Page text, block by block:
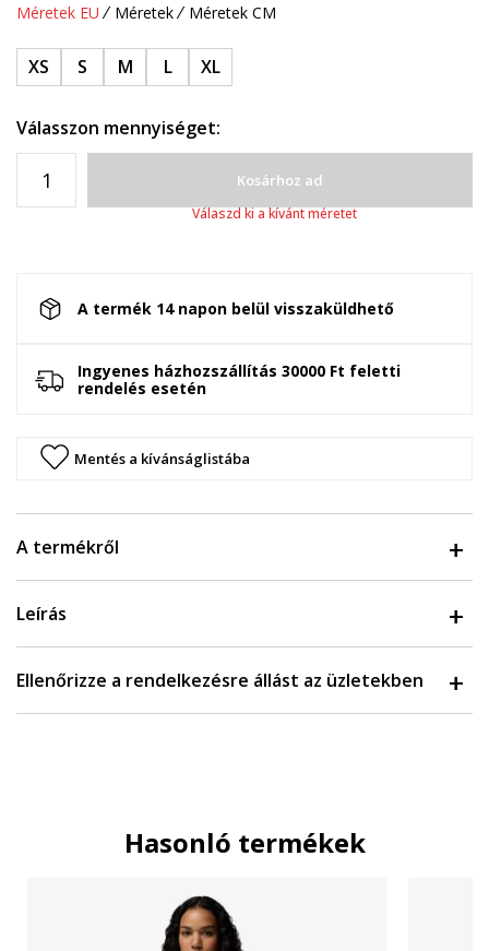
Méretek EU Méretek Méretek CM
XS S M L XL
Válasszon mennyiséget:
Kosárhoz ad
Válaszd ki a kívánt méretet
A termék 14 napon belül visszaküldhető
Ingyenes házhozszállítás 30000 Ft feletti
rendelés esetén
Mentés a kívánságlistába
A termékről
Leírás
Ellenőrizze a rendelkezésre állást az üzletekben
Hasonló termékek